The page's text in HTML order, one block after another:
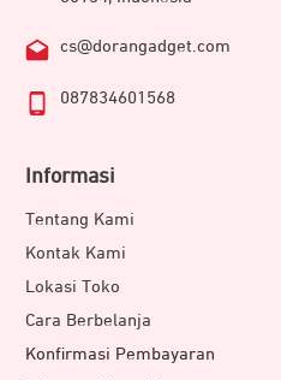
cs@dorangadget.com
087834601568
Informasi
Tentang Kami
Kontak Kami
Lokasi Toko
Cara Berbelanja
Konfirmasi Pembayaran